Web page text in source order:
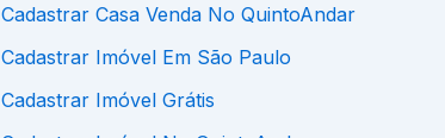
Cadastrar Casa Venda No QuintoAndar
Cadastrar Imóvel Em São Paulo
Cadastrar Imóvel Grátis